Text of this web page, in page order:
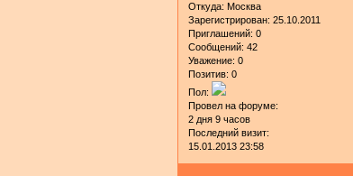
Откуда: Москва
Зарегистрирован: 25.10.2011
Приглашений: 0
Сообщений: 42
Уважение: 0
Позитив: 0
Пол:
Провел на форуме:
2 дня 9 часов
Последний визит:
15.01.2013 23:58